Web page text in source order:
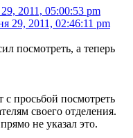
2011, 05:00:53 pm
29, 2011, 02:46:11 pm
посмотреть, а теперь
просьбой посмотреть
своего отделения.
не указал это.